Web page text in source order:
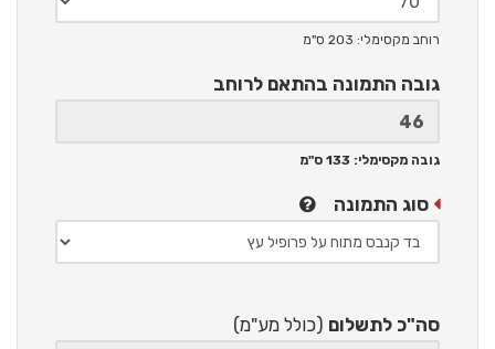
רוחב מקסימלי: 203 ס"מ
גובה התמונה בהתאם לרוחב
גובה מקסימלי: 133 ס"מ
סוג התמונה
סה"כ לתשלום (כולל מע"מ)